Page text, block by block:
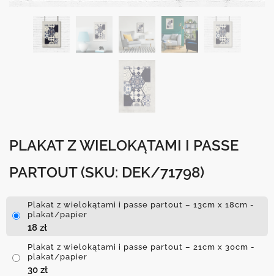
PLAKAT Z WIELOKĄTAMI I PASSE
PARTOUT (SKU: DEK/71798)
Plakat z wielokątami i passe partout – 13cm x 18cm -
plakat/papier
18 zł
Plakat z wielokątami i passe partout – 21cm x 30cm -
plakat/papier
30 zł